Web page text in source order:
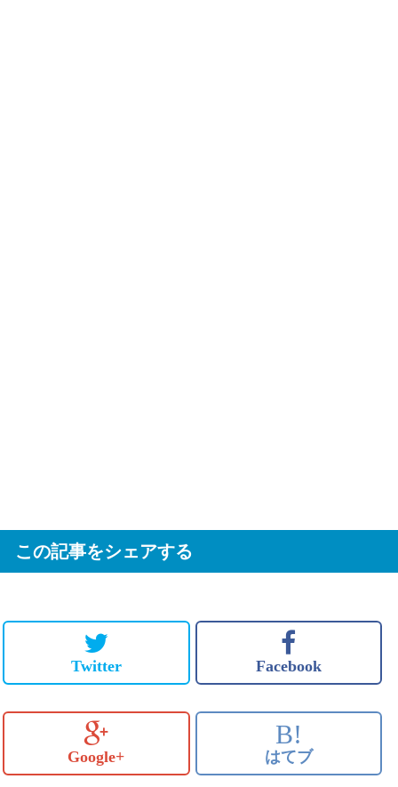
この記事をシェアする
Twitter Facebook
Google+
B!
はてブ